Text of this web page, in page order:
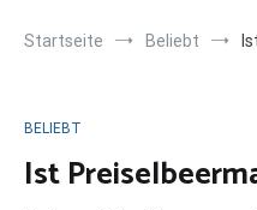
Startseite Beliebt
BELIEBT
Ist